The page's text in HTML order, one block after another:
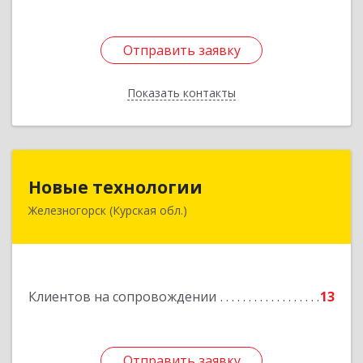
Отправить заявку
Показать контакты
Отправить заявку
Назад
Новые технологии
Железногорск (Курская обл.)
Клиентов на сопровождении 13
307170, Курская обл, Железногорский р-н,
Подробнее